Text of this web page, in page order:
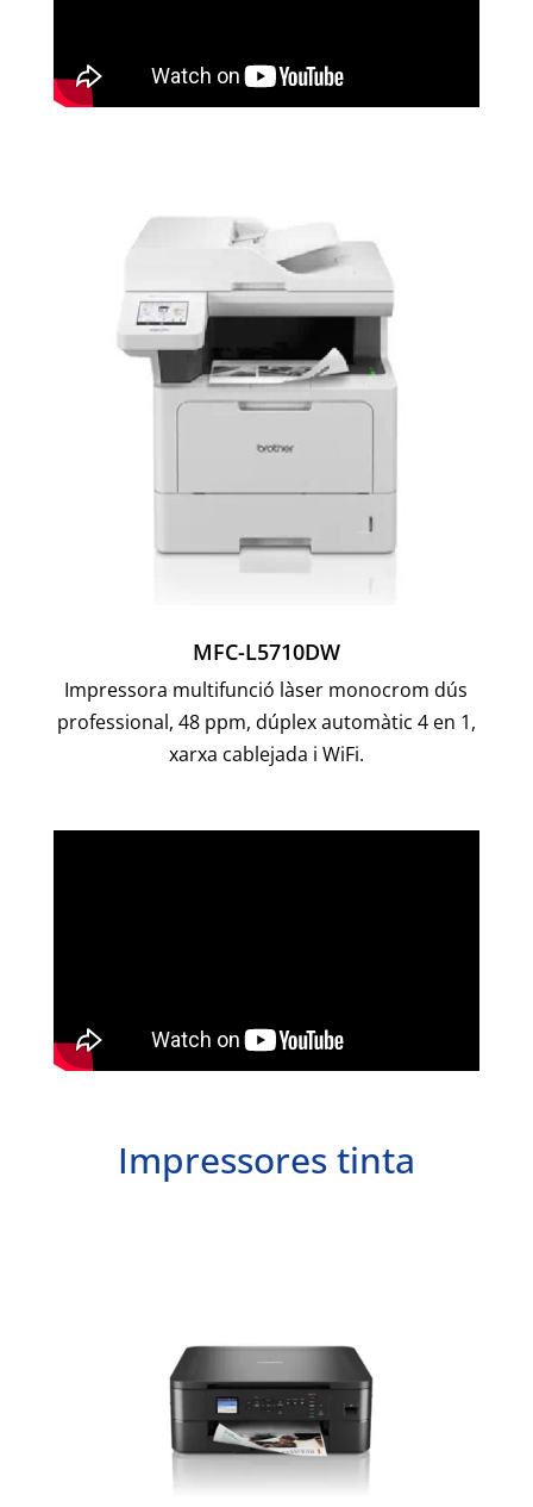
MFC-L5710DW
Impressora multifunció làser monocrom dús
professional, 48 ppm, dúplex automàtic 4 en 1,
xarxa cablejada i WiFi.
Impressores tinta